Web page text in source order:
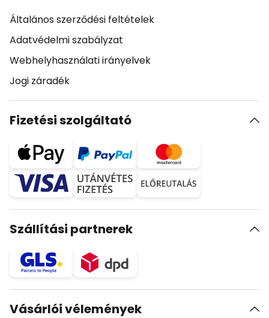
Általános szerződési feltételek
Adatvédelmi szabályzat
Webhelyhasználati irányelvek
Jogi záradék
Fizetési szolgáltató
Szállítási partnerek
Vásárlói vélemények